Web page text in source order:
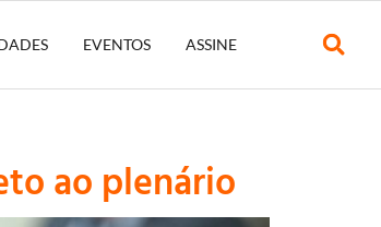
EVENTOS ASSINE
ao plenário